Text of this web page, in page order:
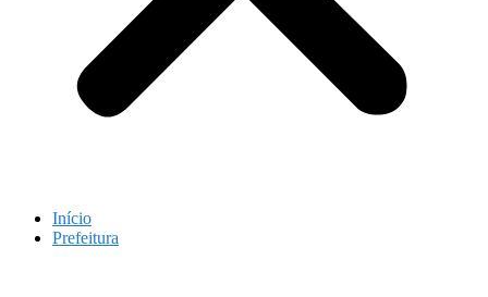
Início
Prefeitura